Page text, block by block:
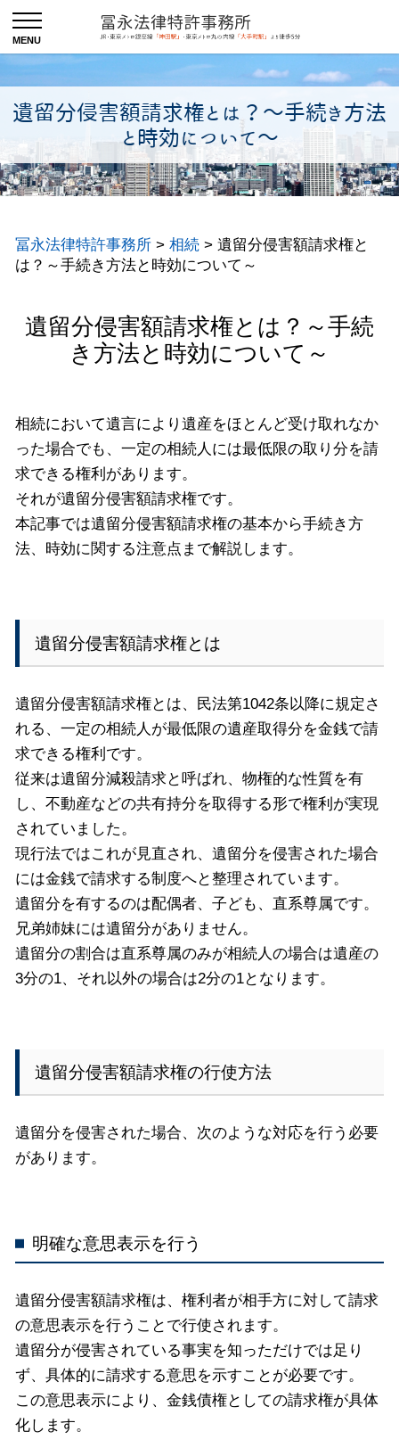
遺留分侵害額請求権とは？～手続き方法
と時効について～
冨永法律特許事務所 > 相続 > 遺留分侵害額請求権と
は？～手続き方法と時効について～
遺留分侵害額請求権とは？～手続
き方法と時効について～
相続において遺言により遺産をほとんど受け取れなか
った場合でも、一定の相続人には最低限の取り分を請
求できる権利があります。
それが遺留分侵害額請求権です。
本記事では遺留分侵害額請求権の基本から手続き方
法、時効に関する注意点まで解説します。
遺留分侵害額請求権とは
遺留分侵害額請求権とは、民法第1042条以降に規定さ
れる、一定の相続人が最低限の遺産取得分を金銭で請
求できる権利です。
従来は遺留分減殺請求と呼ばれ、物権的な性質を有
し、不動産などの共有持分を取得する形で権利が実現
されていました。
現行法ではこれが見直され、遺留分を侵害された場合
には金銭で請求する制度へと整理されています。
遺留分を有するのは配偶者、子ども、直系尊属です。
兄弟姉妹には遺留分がありません。
遺留分の割合は直系尊属のみが相続人の場合は遺産の
3分の1、それ以外の場合は2分の1となります。
遺留分侵害額請求権の行使方法
遺留分を侵害された場合、次のような対応を行う必要
があります。
明確な意思表示を行う
遺留分侵害額請求権は、権利者が相手方に対して請求
の意思表示を行うことで行使されます。
遺留分が侵害されている事実を知っただけでは足り
ず、具体的に請求する意思を示すことが必要です。
この意思表示により、金銭債権としての請求権が具体
化します。